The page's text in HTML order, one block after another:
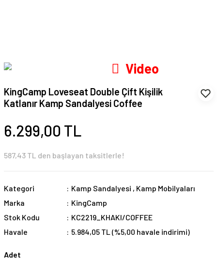
Video
KingCamp Loveseat Double Çift Kişilik
Katlanır Kamp Sandalyesi Coffee
6.299,00 TL
587,43 TL den başlayan taksitlerle!
Kategori Kamp Sandalyesi , Kamp Mobilyaları
Marka
KingCamp
Stok Kodu
KC2219_KHAKI/COFFEE
Havale
5.984,05 TL (%5,00 havale indirimi)
Adet